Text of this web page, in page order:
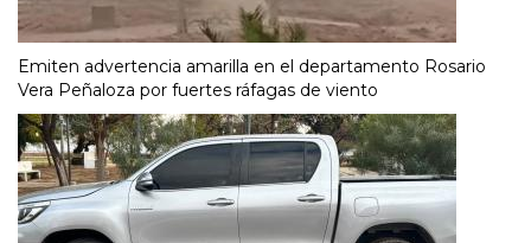
Emiten advertencia amarilla en el departamento Rosario
Vera Peñaloza por fuertes ráfagas de viento